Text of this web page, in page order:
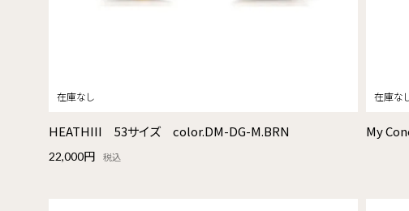
HEATHIII 53サイズ color.DM-DG-M.BRN
22,000円 税込
My